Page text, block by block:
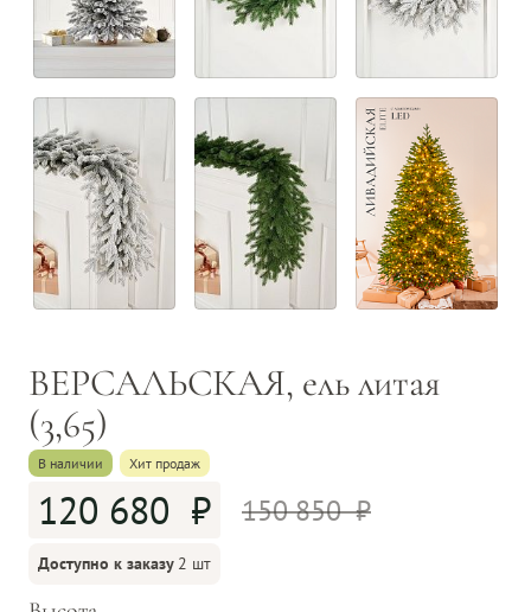
ВЕРСАЛЬСКАЯ, ель литая
(3,65)
В наличии Хит продаж
150 850
120 680
Доступно к заказу 2 шт